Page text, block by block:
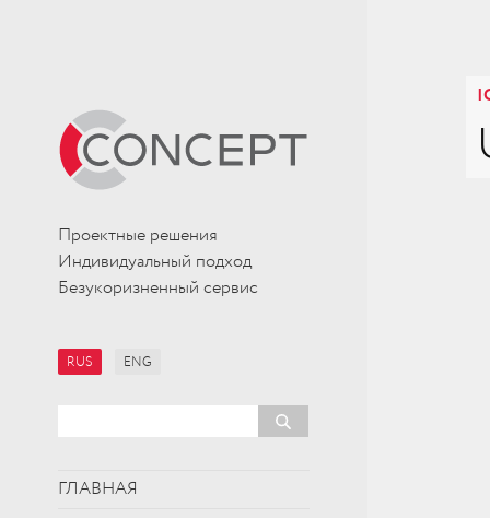
Проектные решения
Индивидуальный подход
Безукоризненный сервис
RUS ENG
ГЛАВНАЯ